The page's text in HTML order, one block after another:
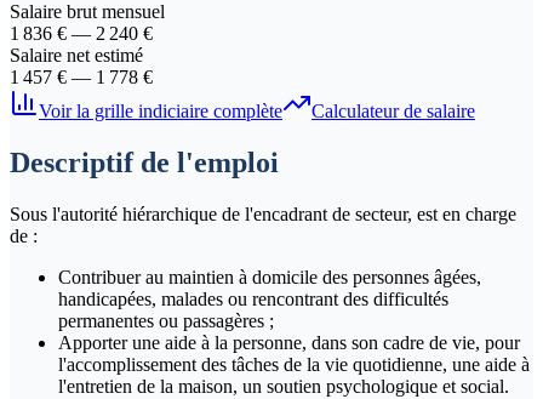
Salaire brut mensuel
1 836 € — 2 240 €
Salaire net estimé
1 457 € — 1 778 €
Voir la grille indiciaire complète
Calculateur de salaire
Descriptif de l'emploi
Sous l'autorité hiérarchique de l'encadrant de secteur, est en charge
de :
Contribuer au maintien à domicile des personnes âgées,
handicapées, malades ou rencontrant des difficultés
permanentes ou passagères ;
Apporter une aide à la personne, dans son cadre de vie, pour
l'accomplissement des tâches de la vie quotidienne, une aide à
l'entretien de la maison, un soutien psychologique et social.